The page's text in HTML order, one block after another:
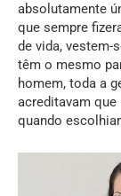
absolutamente
que sempre
de vida, vestem-
têm o mesmo
homem, toda a
acreditavam
quando